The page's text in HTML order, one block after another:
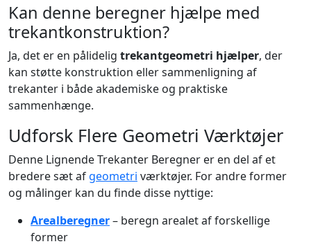
Kan denne beregner hjælpe med
trekantkonstruktion?
Ja, det er en pålidelig trekantgeometri hjælper, der
kan støtte konstruktion eller sammenligning af
trekanter i både akademiske og praktiske
sammenhænge.
Udforsk Flere Geometri Værktøjer
Denne Lignende Trekanter Beregner er en del af et
bredere sæt af geometri værktøjer. For andre former
og målinger kan du finde disse nyttige:
Arealberegner– beregn arealet af forskellige
former